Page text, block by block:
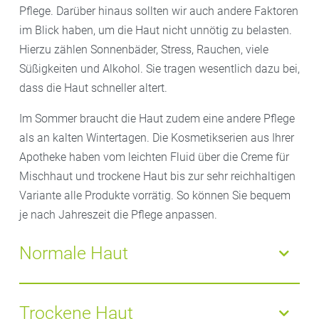
Pflege. Darüber hinaus sollten wir auch andere Faktoren
im Blick haben, um die Haut nicht unnötig zu belasten.
Hierzu zählen Sonnenbäder, Stress, Rauchen, viele
Süßigkeiten und Alkohol. Sie tragen wesentlich dazu bei,
dass die Haut schneller altert.
Im Sommer braucht die Haut zudem eine andere Pflege
als an kalten Wintertagen. Die Kosmetikserien aus Ihrer
Apotheke haben vom leichten Fluid über die Creme für
Mischhaut und trockene Haut bis zur sehr reichhaltigen
Variante alle Produkte vorrätig. So können Sie bequem
je nach Jahreszeit die Pflege anpassen.
Normale Haut
Sie haben Ihre Haut noch nie regelmäßig eingecremt
oder anderweitig gepflegt? Trotzdem haben Sie keine
Trockene Haut